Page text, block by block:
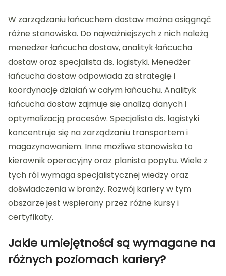
W zarządzaniu łańcuchem dostaw można osiągnąć
różne stanowiska. Do najważniejszych z nich należą
menedżer łańcucha dostaw, analityk łańcucha
dostaw oraz specjalista ds. logistyki. Menedżer
łańcucha dostaw odpowiada za strategię i
koordynację działań w całym łańcuchu. Analityk
łańcucha dostaw zajmuje się analizą danych i
optymalizacją procesów. Specjalista ds. logistyki
koncentruje się na zarządzaniu transportem i
magazynowaniem. Inne możliwe stanowiska to
kierownik operacyjny oraz planista popytu. Wiele z
tych ról wymaga specjalistycznej wiedzy oraz
doświadczenia w branży. Rozwój kariery w tym
obszarze jest wspierany przez różne kursy i
certyfikaty.
Jakie umiejętności są wymagane na
różnych poziomach kariery?